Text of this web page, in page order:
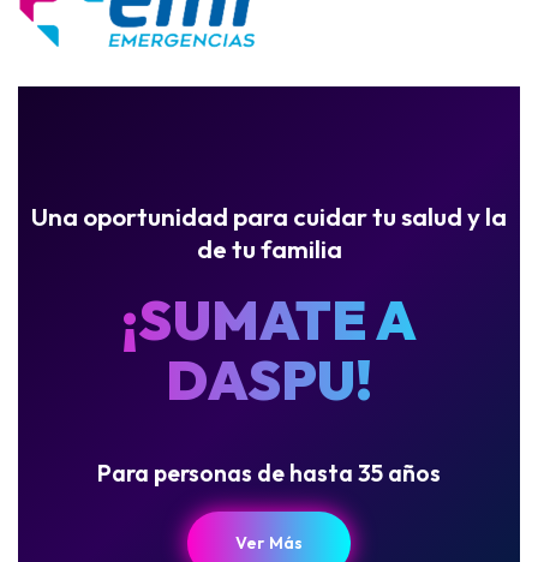
Una oportunidad para cuidar tu salud y la
de tu familia
¡SUMATE A
DASPU!
Para personas de hasta 35 años
Ver Más